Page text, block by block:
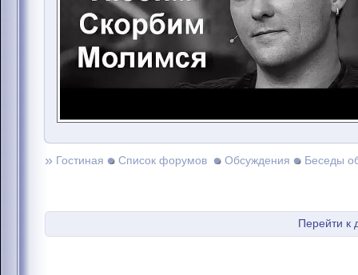
» Гостиная Список форумов Обсуждения Беседы
Перейти к